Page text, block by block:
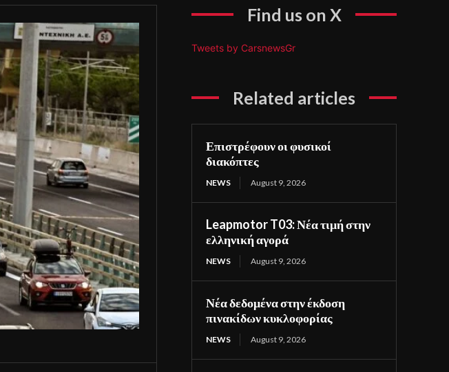
Find us on X
Tweets by CarsnewsGr
Related articles
Επιστρέφουν οι φυσικοί
διακόπτες
NEWS August 9, 2026
Leapmotor T03: Νέα τιμή στην
ελληνική αγορά
NEWS August 9, 2026
Νέα δεδομένα στην έκδοση
πινακίδων κυκλοφορίας
NEWS August 9, 2026